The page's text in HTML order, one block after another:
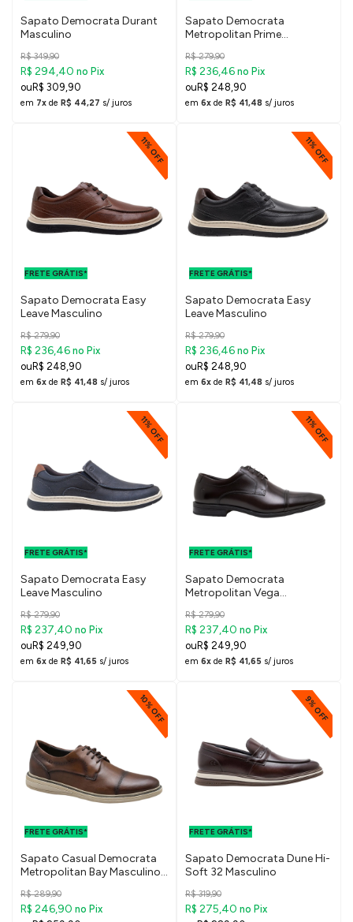
Sapato Democrata Durant
Masculino
R$ 349,90
R$ 294,40 no Pix
R$ 309,90
em 7x de R$ 44,27 s/ juros
Sapato Democrata
Metropolitan Prime
R$ 279,90
R$ 236,46 no Pix
R$ 248,90
em 6x de R$ 41,48 s/ juros
11% OFF
FRETE GRÁTIS*
Sapato Democrata Easy
Leave Masculino
R$ 279,90
R$ 236,46 no Pix
R$ 248,90
em 6x de R$ 41,48 s/ juros
11% OFF
FRETE GRÁTIS*
Sapato Democrata Easy
Leave Masculino
R$ 279,90
R$ 236,46 no Pix
R$ 248,90
em 6x de R$ 41,48 s/ juros
11% OFF
FRETE GRÁTIS*
Sapato Democrata Easy
Leave Masculino
R$ 279,90
R$ 237,40 no Pix
R$ 249,90
em 6x de R$ 41,65 s/ juros
11% OFF
FRETE GRÁTIS*
Sapato Democrata
Metropolitan Vega
R$ 279,90
R$ 237,40 no Pix
R$ 249,90
em 6x de R$ 41,65 s/ juros
10% OFF
FRETE GRÁTIS*
Sapato Casual Democrata
Metropolitan Bay Masculino -
R$ 289,90
R$ 246,90 no Pix
9% OFF
FRETE GRÁTIS*
Sapato Democrata Dune Hi-
Soft 32 Masculino
R$ 319,90
R$ 275,40 no Pix